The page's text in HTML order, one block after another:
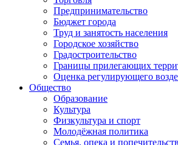
Предпринимательство
Бюджет города
Труд и занятость населения
Городское хозяйство
Градостроительство
Границы прилегающих
Оценка регулирующего
Общество
Образование
Культура
Физкультура и спорт
Молодёжная политика
Семья, опека и